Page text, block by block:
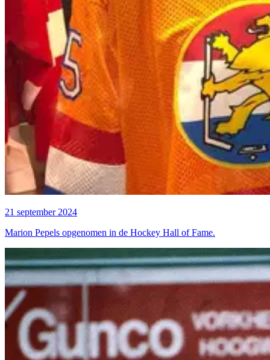
21 september 2024
Marion Pepels opgenomen in de Hockey Hall of Fame.